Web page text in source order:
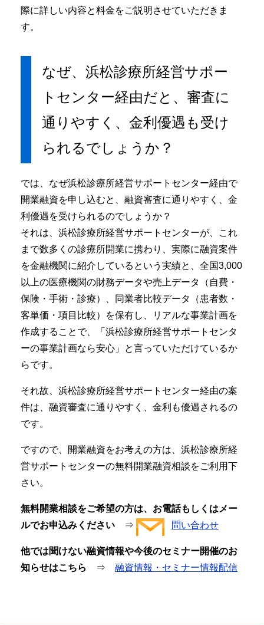
際に詳しい内容と料金をご説明させていただきま
す。
なぜ、浜松診療所経営サポー
トセンター経由だと、審査に
通りやすく、金利優遇も受け
られるでしょうか？
では、なぜ浜松診療所経営サポートセンター経由で
開業融資を申し込むと、融資審査に通りやすく、金
利優遇を受けられるのでしょうか？
それは、浜松診療所経営サポートセンターが、これ
まで数多くの診療所開業に携わり、実際に融資案件
を金融機関に紹介しているという実績と、全国3,000
以上の医療機関の財務データや売上データ（自費・
保険・手術・診療）、同業者比較データ（患者数・
客単価・項目比較）を保有し、リアルな事業計画を
作成することで、「浜松診療所経営サポートセンタ
ーの事業計画なら安心」と言っていただけているか
らです。
それ故、浜松診療所経営サポートセンター経由の案
件は、融資審査に通りやすく、金利も優遇されるの
です。
ですので、開業融資をお考えの方は、浜松診療所経
営サポートセンターの無料開業融資相談をご利用下
さい。
無料開業相談をご希望の方は、お電話もしくはメー
ルでお申込みください ⇒ 問い合わせ
他では聞けない融資情報や今後のセミナー開催のお
知らせはこちら
⇒ 融資情報・セミナー情報配信